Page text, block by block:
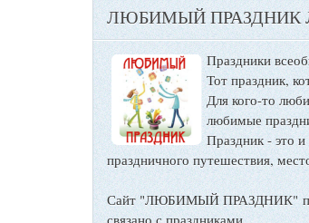
ЛЮБИМЫЙ ПРАЗДНИК
Праздники
Тот праздник,
Для кого-то
любимые
Праздник - это
праздничного путешествия,
Сайт "ЛЮБИМЫЙ ПРАЗДНИК"
связано с праздниками.